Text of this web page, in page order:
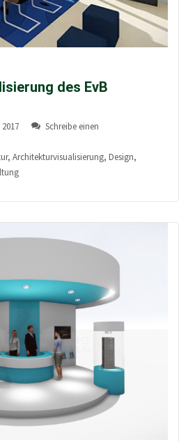
des EvB
Schreibe einen
, Architekturvisualisierung, Design,